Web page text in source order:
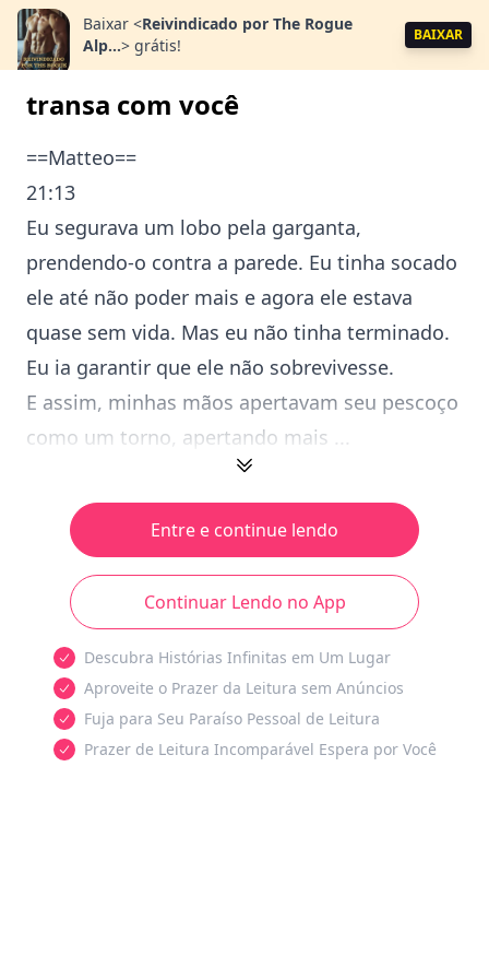
Baixar <Reivindicado por The Rogue
Alp...> grátis!
BAIXAR
transa com você
==Matteo==
21:13
Eu segurava um lobo pela garganta,
prendendo-o contra a parede. Eu tinha socado
ele até não poder mais e agora ele estava
quase sem vida. Mas eu não tinha terminado.
Eu ia garantir que ele não sobrevivesse.
E assim, minhas mãos apertavam seu pescoço
como um torno, apertando mais ...
Entre e continue lendo
Continuar Lendo no App
Descubra Histórias Infinitas em Um Lugar
Aproveite o Prazer da Leitura sem Anúncios
Fuja para Seu Paraíso Pessoal de Leitura
Prazer de Leitura Incomparável Espera por Você